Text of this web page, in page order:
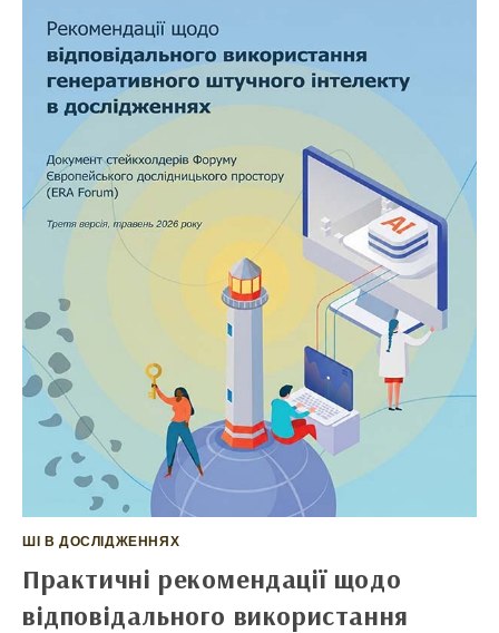
ШІ В ДОСЛІДЖЕННЯХ
Практичні рекомендації щодо
відповідального використання